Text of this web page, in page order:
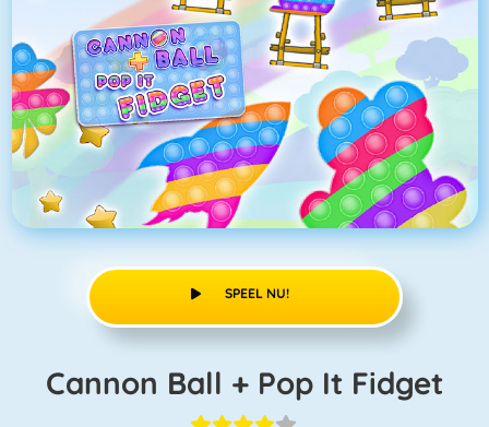
SPEEL NU!
Cannon Ball + Pop It Fidget